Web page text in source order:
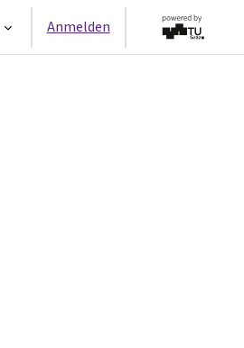
Anmelden